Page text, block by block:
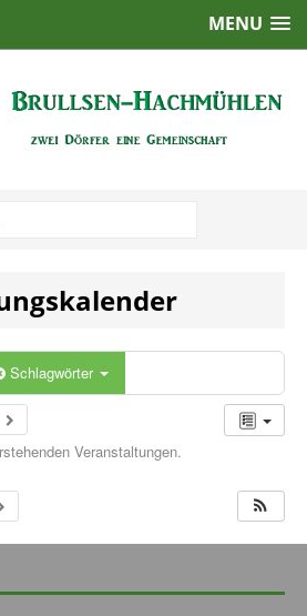
MENU
Schlagwörter
Veranstaltungen.